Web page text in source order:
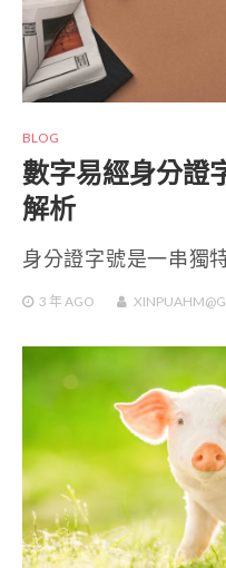
BLOG
數字易經身分證
解析
身分證字號是一串獨
3 年AGO